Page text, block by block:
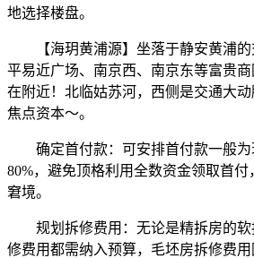
地选择楼盘。
【海玥黄浦源】坐落于静安黄浦的
平易近广场、南京西、南京东等富贵
在附近！北临姑苏河，西侧是交通大
焦点资本～。
确定首付款：可安排首付款一般为
80%，避免顶格利用全数资金领取首
窘境。
规划拆修费用：无论是精拆房的软
修费用都需纳入预算，毛坯房拆修费